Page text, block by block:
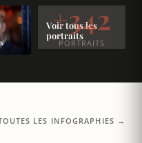
+342
PORTRAITS
Voir tous les
portraits
LES INFOGRAPHIES →